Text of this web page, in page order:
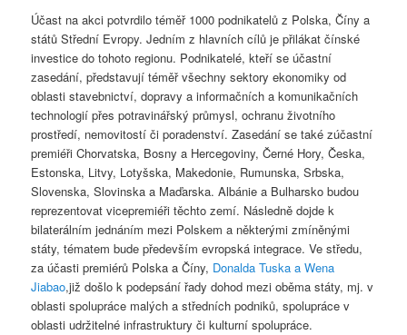
Účast na akci potvrdilo téměř 1000 podnikatelů z Polska, Číny a
států Střední Evropy. Jedním z hlavních cílů je přilákat čínské
investice do tohoto regionu. Podnikatelé, kteří se účastní
zasedání, představují téměř všechny sektory ekonomiky od
oblasti stavebnictví, dopravy a informačních a komunikačních
technologií přes potravinářský průmysl, ochranu životního
prostředí, nemovitostí či poradenství. Zasedání se také zúčastní
premiéři Chorvatska, Bosny a Hercegoviny, Černé Hory, Česka,
Estonska, Litvy, Lotyšska, Makedonie, Rumunska, Srbska,
Slovenska, Slovinska a Maďarska. Albánie a Bulharsko budou
reprezentovat vicepremiéři těchto zemí. Následně dojde k
bilaterálním jednáním mezi Polskem a některými zmíněnými
státy, tématem bude především evropská integrace. Ve středu,
za účasti premiérů Polska a Číny, Donalda Tuska a Wena
Jiabao,již došlo k podepsání řady dohod mezi oběma státy, mj. v
oblasti spolupráce malých a středních podniků, spolupráce v
oblasti udržitelné infrastruktury či kulturní spolupráce.